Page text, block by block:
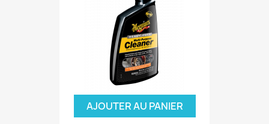
AJOUTER AU PANIER